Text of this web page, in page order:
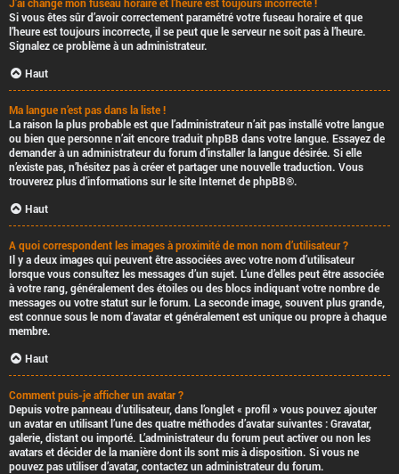
Si vous êtes sûr d’avoir correctement paramétré votre fuseau horaire et que
l’heure est toujours incorrecte, il se peut que le serveur ne soit pas à l’heure.
Signalez ce problème à un administrateur.
Haut
Ma langue n’est pas dans la liste !
La raison la plus probable est que l’administrateur n’ait pas installé votre langue
ou bien que personne n’ait encore traduit phpBB dans votre langue. Essayez de
demander à un administrateur du forum d’installer la langue désirée. Si elle
n’existe pas, n’hésitez pas à créer et partager une nouvelle traduction. Vous
trouverez plus d’informations sur le site Internet dephpBB®.
Haut
A quoi correspondent les images à proximité de mon nom d’utilisateur ?
Il y a deux images qui peuvent être associées avec votre nom d’utilisateur
lorsque vous consultez les messages d’un sujet. L’une d’elles peut être associée
à votre rang, généralement des étoiles ou des blocs indiquant votre nombre de
messages ou votre statut sur le forum. La seconde image, souvent plus grande,
est connue sous le nom d’avatar et généralement est unique ou propre à chaque
membre.
Haut
Comment puis-je afficher un avatar ?
Depuis votre panneau d’utilisateur, dans l’onglet « profil » vous pouvez ajouter
un avatar en utilisant l’une des quatre méthodes d’avatar suivantes : Gravatar,
galerie, distant ou importé. L’administrateur du forum peut activer ou non les
avatars et décider de la manière dont ils sont mis à disposition. Si vous ne
pouvez pas utiliser d’avatar, contactez un administrateur du forum.